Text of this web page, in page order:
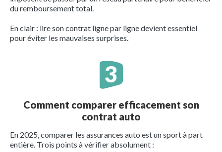
du remboursement total.
En clair : lire son contrat ligne par ligne devient essentiel
pour éviter les mauvaises surprises.
Comment comparer efficacement son
contrat auto
En 2025, comparer les assurances auto est un sport à part
entière. Trois points à vérifier absolument :